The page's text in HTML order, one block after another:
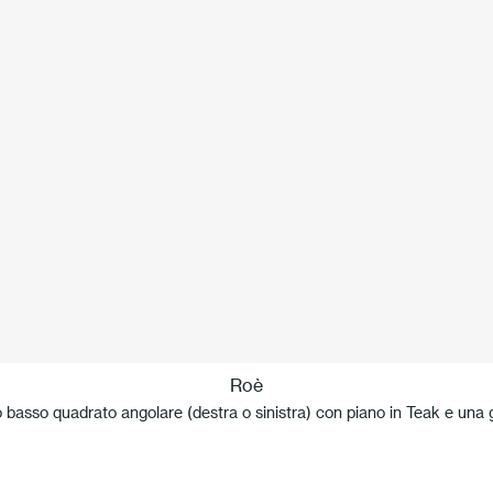
Roè
basso quadrato angolare (destra o sinistra) con piano in Teak e una